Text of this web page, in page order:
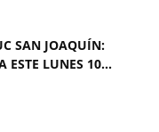
SAN JOAQUÍN:
ESTE LUNES 10...